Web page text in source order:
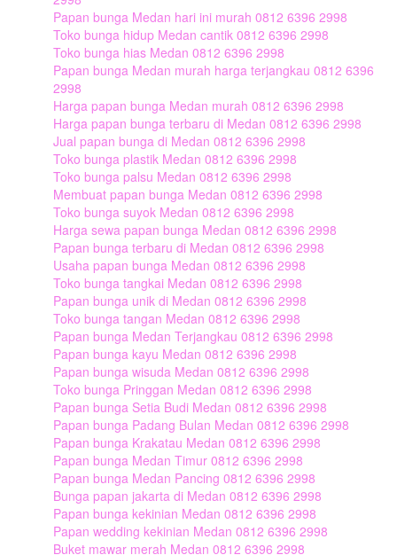
Papan bunga Medan hari ini murah 0812 6396 2998
Toko bunga hidup Medan cantik 0812 6396 2998
Toko bunga hias Medan 0812 6396 2998
Papan bunga Medan murah harga terjangkau 0812 6396
2998
Harga papan bunga Medan murah 0812 6396 2998
Harga papan bunga terbaru di Medan 0812 6396 2998
Jual papan bunga di Medan 0812 6396 2998
Toko bunga plastik Medan 0812 6396 2998
Toko bunga palsu Medan 0812 6396 2998
Membuat papan bunga Medan 0812 6396 2998
Toko bunga suyok Medan 0812 6396 2998
Harga sewa papan bunga Medan 0812 6396 2998
Papan bunga terbaru di Medan 0812 6396 2998
Usaha papan bunga Medan 0812 6396 2998
Toko bunga tangkai Medan 0812 6396 2998
Papan bunga unik di Medan 0812 6396 2998
Toko bunga tangan Medan 0812 6396 2998
Papan bunga Medan Terjangkau 0812 6396 2998
Papan bunga kayu Medan 0812 6396 2998
Papan bunga wisuda Medan 0812 6396 2998
Toko bunga Pringgan Medan 0812 6396 2998
Papan bunga Setia Budi Medan 0812 6396 2998
Papan bunga Padang Bulan Medan 0812 6396 2998
Papan bunga Krakatau Medan 0812 6396 2998
Papan bunga Medan Timur 0812 6396 2998
Papan bunga Medan Pancing 0812 6396 2998
Bunga papan jakarta di Medan 0812 6396 2998
Papan bunga kekinian Medan 0812 6396 2998
Papan wedding kekinian Medan 0812 6396 2998
Buket mawar merah Medan 0812 6396 2998